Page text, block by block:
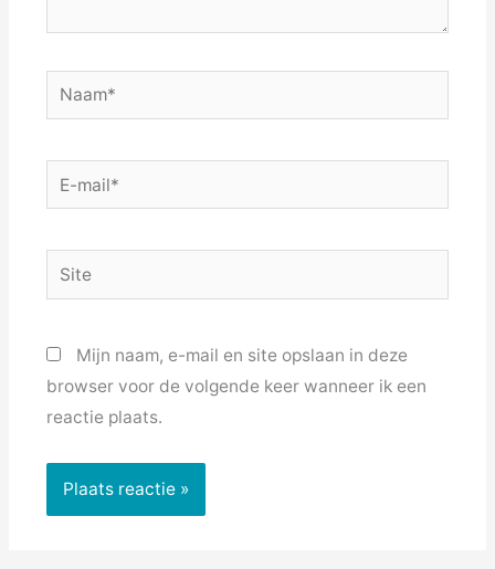
Naam*
E-
mail*
Site
Mijn naam, e-mail en site opslaan in deze
browser voor de volgende keer wanneer ik een
reactie plaats.